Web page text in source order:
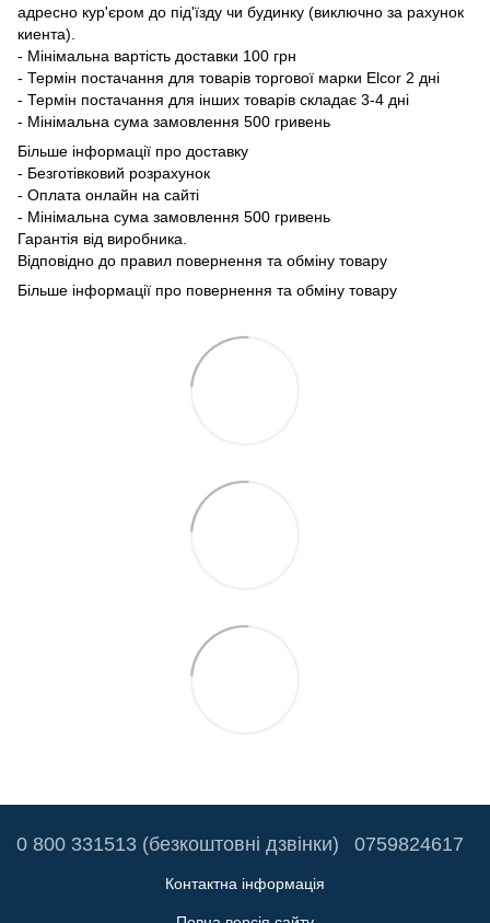
адресно кур'єром до під'їзду чи будинку (виключно за рахунок
киента).
- Мінімальна вартість доставки 100 грн
- Термін постачання для товарів торгової марки Elcor 2 дні
- Термін постачання для інших товарів складає 3-4 дні
- Мінімальна сума замовлення 500 гривень
Більше інформації про доставку
- Безготівковий розрахунок
- Оплата онлайн на сайті
- Мінімальна сума замовлення 500 гривень
Гарантія від виробника.
Відповідно до правил повернення та обміну товару
Більше інформації про повернення та обміну товару
0 800 331513 (безкоштовні дзвінки) 0759824617
Контактна інформація